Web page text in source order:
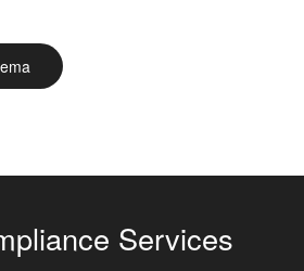
Services